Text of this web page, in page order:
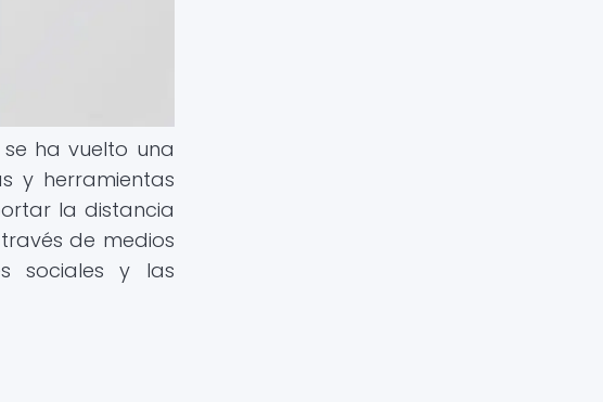
ha vuelto una
y herramientas
la distancia
de medios
sociales y las